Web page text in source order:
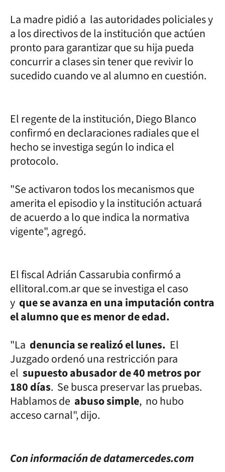
La madre pidió a las autoridades policiales y
a los directivos de la institución que actúen
pronto para garantizar que su hija pueda
concurrir a clases sin tener que revivir lo
sucedido cuando ve al alumno en cuestión.
El regente de la institución, Diego Blanco
confirmó en declaraciones radiales que el
hecho se investiga según lo indica el
protocolo.
"Se activaron todos los mecanismos que
amerita el episodio y la institución actuará
de acuerdo a lo que indica la normativa
vigente", agregó.
El fiscal Adrián Cassarubia confirmó a
ellitoral.com.ar que se investiga el caso
y que se avanza en una imputación contra
el alumno que es menor de edad.
"La denuncia se realizó el lunes. El
Juzgado ordenó una restricción para
el supuesto abusador de 40 metros por
180 días. Se busca preservar las pruebas.
Hablamos de abuso simple, no hubo
acceso carnal", dijo.
Con información de datamercedes.com